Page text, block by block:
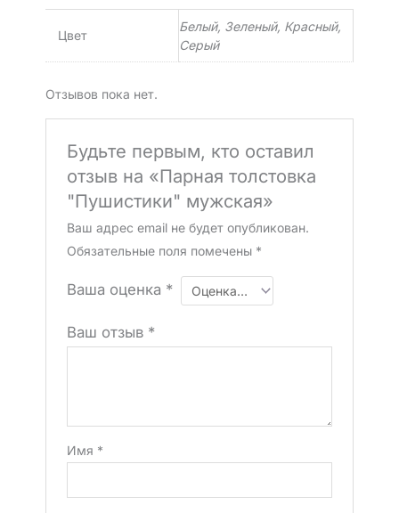
Цвет
Белый, Зеленый, Красный,
Серый
Отзывов пока нет.
Будьте первым, кто оставил
отзыв на «Парная толстовка
"Пушистики" мужская»
Ваш адрес email не будет опубликован.
Обязательные поля помечены *
Ваша оценка *
Ваш отзыв *
Имя *